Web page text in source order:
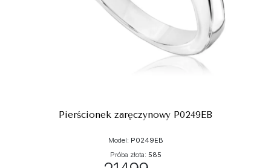
Pierścionek zaręczynowy P0249EB
Model: P0249EB
Próba złota: 585